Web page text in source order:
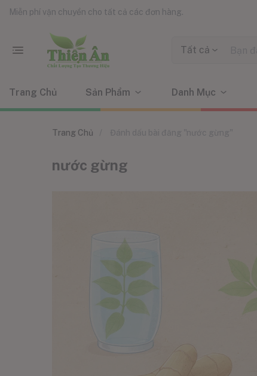
Miễn phí vận chuyển cho tất cả các đơn hàng.
Tất cả
Trang Chủ Sản Phẩm Danh Mục
Trang Chủ
nước gừng